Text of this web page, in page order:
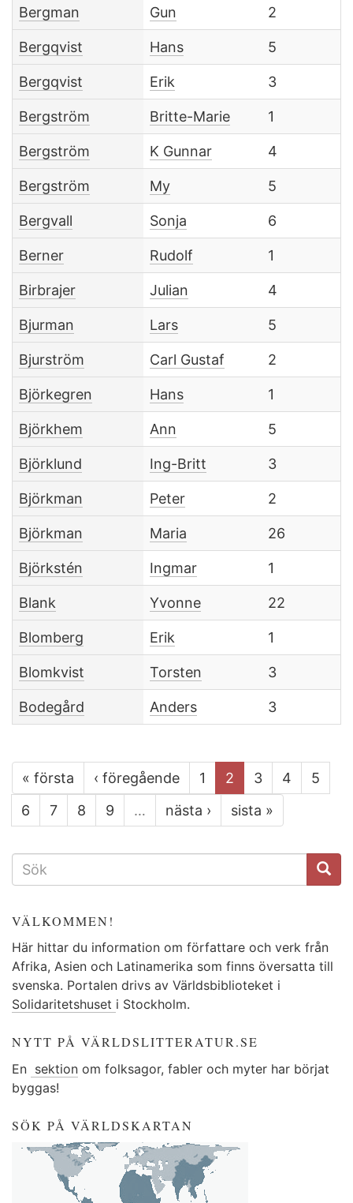
Bergman Gun 2
Bergqvist Hans 5
Bergqvist Erik 3
Bergström Britte-Marie 1
Bergström K Gunnar 4
Bergström My 5
Bergvall Sonja 6
Berner Rudolf 1
Birbrajer Julian 4
Bjurman Lars 5
Bjurström Carl Gustaf 2
Björkegren Hans 1
Björkhem Ann 5
Björklund Ing-Britt 3
Björkman Peter 2
Björkman Maria 26
Björkstén Ingmar 1
Blank Yvonne 22
Blomberg Erik 1
Blomkvist Torsten 3
Bodegård Anders 3
« första ‹ föregående 1 2 3 4
5
6
7 8 9 … nästa › sista »
SÖKFORMULÄR
VÄLKOMMEN!
Här hittar du information om författare och verk från
Afrika, Asien och Latinamerika som finns översatta till
svenska. Portalen drivs av Världsbiblioteket i
Solidaritetshuset i Stockholm.
NYTT PÅ VÄRLDSLITTERATUR.SE
En sektion om folksagor, fabler och myter har börjat
byggas!
SÖK PÅ VÄRLDSKARTAN